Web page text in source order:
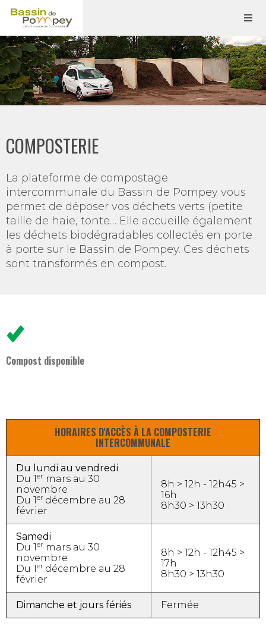
COMPOSTERIE
La plateforme de compostage
intercommunale du Bassin de Pompey vous
permet de déposer vos déchets verts (petite
taille de haie, tonte… Elle accueille également
les déchets biodégradables collectés en porte
à porte sur le Bassin de Pompey. Ces déchets
sont transformés en compost.
Compost disponible
HORAIRES D'ACCÈS À LA COMPOSTERIE
INTERCOMMUNALE
Du lundi au vendredi
Du 1er mars au 30
novembre
Du 1er décembre au 28
février
8h > 12h - 12h45 >
16h
8h30 > 13h30
Samedi
Du 1er mars au 30
novembre
Du 1er décembre au 28
février
8h > 12h - 12h45 >
17h
8h30 > 13h30
Dimanche et jours fériés Fermée